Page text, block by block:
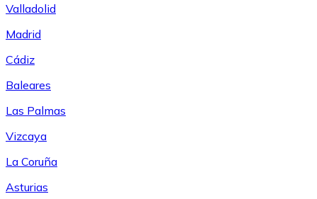
Valladolid
Madrid
Cádiz
Baleares
Las Palmas
Vizcaya
La Coruña
Asturias